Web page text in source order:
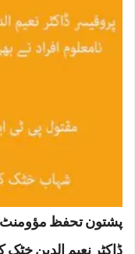
پشتون تحفظ مؤومنٹ